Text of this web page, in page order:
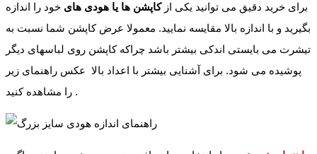
برای خرید دقیق می توانید یکی ازکاپشن ها یا هودی های خود را اندازه
بگیرید و با اندازه بالا مقایسه نمایید. معمولا عرض کاپشن شما نسبت به
تیشرت می بایستی اندکی بیشتر باشد چراکه کاپشن روی لباسهای دیگر
پوشیده می شود. برای آشنایی بیشتر با اعداد بالا عکس راهنمای زیر
را مشاهده کنید .